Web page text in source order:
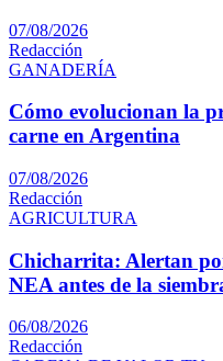
07/08/2026
Redacción
GANADERÍA
Cómo evolucionan la
carne en Argentina
07/08/2026
Redacción
AGRICULTURA
Chicharrita: Alertan
NEA antes de la
06/08/2026
Redacción